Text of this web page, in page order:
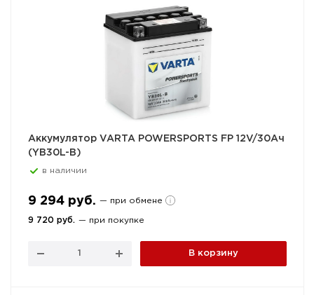
Аккумулятор VARTA POWERSPORTS FP 12V/30Ач
(YB30L-B)
в наличии
9 294 руб. — при обмене
9 720 руб. — при покупке
В корзину